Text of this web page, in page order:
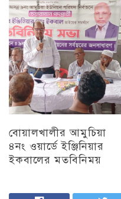
চট্টগ্রাম
বোয়ালখালীর আমুচিয়া
৪নং ওয়ার্ডে ইঞ্জিনিয়ার
ইকবালের মতবিনিময়